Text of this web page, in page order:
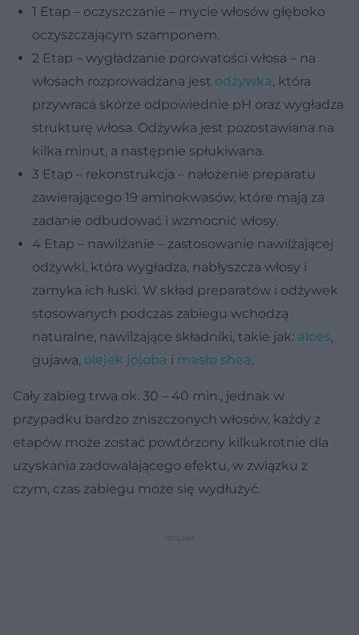
1 Etap – oczyszczanie – mycie włosów głęboko
oczyszczającym szamponem.
2 Etap – wygładzanie porowatości włosa – na
włosach rozprowadzana jest odżywka, która
przywraca skórze odpowiednie pH oraz wygładza
strukturę włosa. Odżywka jest pozostawiana na
kilka minut, a następnie spłukiwana.
3 Etap – rekonstrukcja – nałożenie preparatu
zawierającego 19 aminokwasów, które mają za
zadanie odbudować i wzmocnić włosy.
4 Etap – nawilżanie – zastosowanie nawilżającej
odżywki, która wygładza, nabłyszcza włosy i
zamyka ich łuski. W skład preparatów i odżywek
stosowanych podczas zabiegu wchodzą
naturalne, nawilżające składniki, takie jak: aloes,
gujawa, olejek jojoba i masło shea.
Cały zabieg trwa ok. 30 – 40 min., jednak w
przypadku bardzo zniszczonych włosów, każdy z
etapów może zostać powtórzony kilkukrotnie dla
uzyskania zadowalającego efektu, w związku z
czym, czas zabiegu może się wydłużyć.